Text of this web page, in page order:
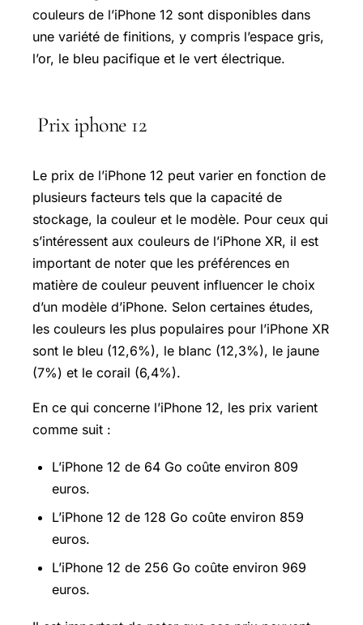
couleurs de l’iPhone 12 sont disponibles dans
une variété de finitions, y compris l’espace gris,
l’or, le bleu pacifique et le vert électrique.
Prix iphone 12
Le prix de l’iPhone 12 peut varier en fonction de
plusieurs facteurs tels que la capacité de
stockage, la couleur et le modèle. Pour ceux qui
s’intéressent aux couleurs de l’iPhone XR, il est
important de noter que les préférences en
matière de couleur peuvent influencer le choix
d’un modèle d’iPhone. Selon certaines études,
les couleurs les plus populaires pour l’iPhone XR
sont le bleu (12,6%), le blanc (12,3%), le jaune
(7%) et le corail (6,4%).
En ce qui concerne l’iPhone 12, les prix varient
comme suit :
L’iPhone 12 de 64 Go coûte environ 809
euros.
L’iPhone 12 de 128 Go coûte environ 859
euros.
L’iPhone 12 de 256 Go coûte environ 969
euros.